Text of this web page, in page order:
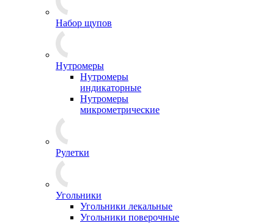
Набор щупов
Нутромеры
Нутромеры
индикаторные
Нутромеры
микрометрические
Рулетки
Угольники
Угольники лекальные
Угольники поверочные